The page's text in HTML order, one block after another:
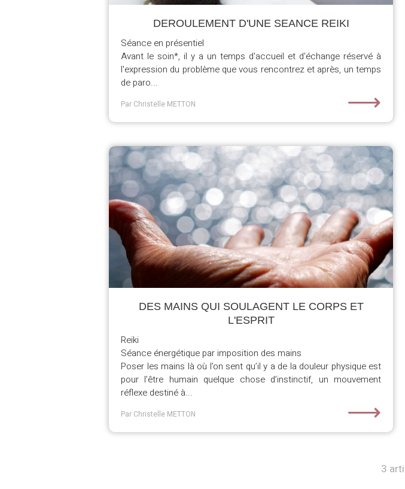
DEROULEMENT D'UNE SEANCE REIKI
Séance en présentiel
Avant le soin*, il y a un temps d'accueil et d'échange réservé à
l'expression du problème que vous rencontrez et après, un temps
de paro...
Par Christelle METTON ⟶
DES MAINS QUI SOULAGENT LE CORPS ET
L'ESPRIT
Reiki
Séance énergétique par imposition des mains
Poser les mains là où l’on sent qu’il y a de la douleur physique est
pour l’être humain quelque chose d’instinctif, un mouvement
réflexe destiné à...
Par Christelle METTON ⟶
3